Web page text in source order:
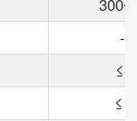
300
-